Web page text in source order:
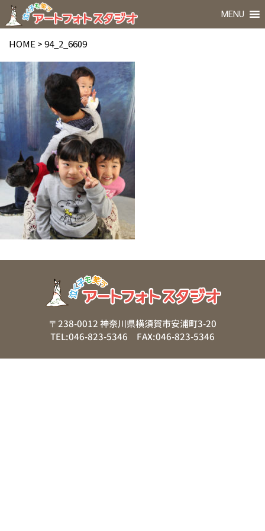
MENU
HOME >94_2_6609
〒238-0012 神奈川県横須賀市安浦町3-20
TEL:046-823-5346 FAX:046-823-5346